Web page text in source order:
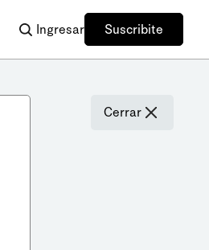
Ingresar Suscribite
Cerrar